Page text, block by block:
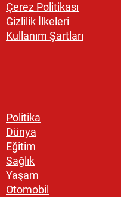
Çerez Politikası
Gizlilik İlkeleri
Kullanım Şartları
Politika
Dünya
Eğitim
Sağlık
Yaşam
Otomobil